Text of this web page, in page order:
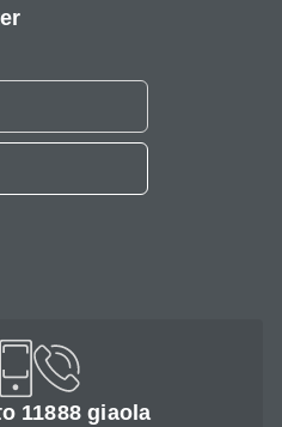
11888 giaola